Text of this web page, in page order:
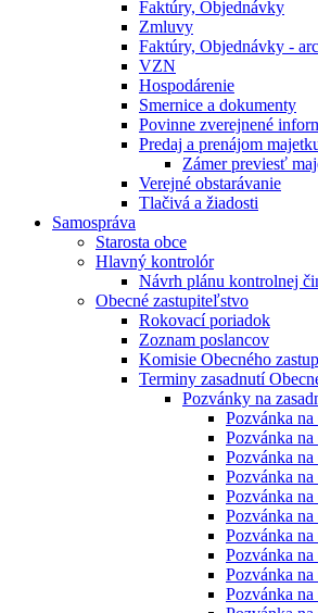
Faktúry, Objednávky
Zmluvy
Faktúry, Objednávky -
VZN
Hospodárenie
Smernice a dokumenty
Povinne zverejnené
Predaj a prenájom
Zámer previesť
Verejné obstarávanie
Tlačivá a žiadosti
Samospráva
Starosta obce
Hlavný kontrolór
Návrh plánu kontrolnej
Obecné zastupiteľstvo
Rokovací poriadok
Zoznam poslancov
Komisie Obecného
Terminy zasadnutí
Pozvánky na
Pozvánka na
Pozvánka
Pozvánka
Pozvánka
Pozvánka
Pozvánka
Pozvánka
Pozvánka
Pozvánka
Pozvánka